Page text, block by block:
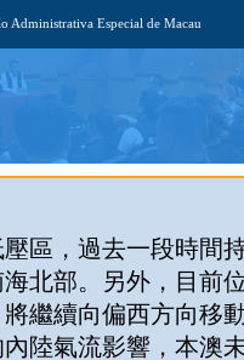
Administrativa Especial de Macau
區，過去一段時間
北部。另外，目前
繼續向偏西方向移
陸氣流影響，本澳